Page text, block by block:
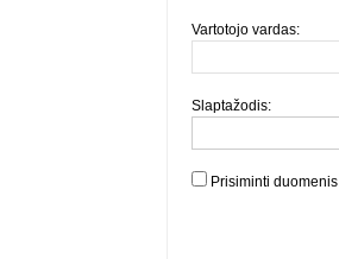
Vartotojo vardas:
Slaptažodis:
Prisiminti duomenis